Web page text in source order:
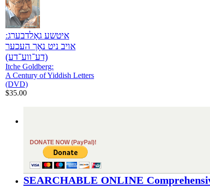
איטשע גאָלדבערג:
אויב ניט נאָך העכער
(דע־ווע־דע)
Itche Goldberg:
A Century of Yiddish Letters
(DVD)
$35.00
DONATE NOW (PayPal)!
SEARCHABLE ONLINE